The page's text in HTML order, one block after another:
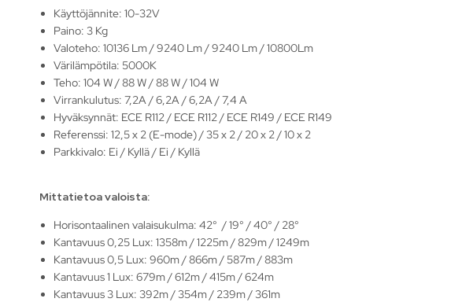
Käyttöjännite: 10-32V
Paino: 3 Kg
Valoteho: 10136 Lm / 9240 Lm / 9240 Lm / 10800Lm
Värilämpötila: 5000K
Teho: 104 W / 88 W / 88 W / 104 W
Virrankulutus: 7,2A / 6,2A / 6,2A / 7,4 A
Hyväksynnät: ECE R112 / ECE R112 / ECE R149 / ECE R149
Referenssi: 12,5 x 2 (E-mode) / 35 x 2 / 20 x 2 / 10 x 2
Parkkivalo: Ei / Kyllä / Ei / Kyllä
Mittatietoa valoista:
Horisontaalinen valaisukulma: 42° / 19° / 40° / 28°
Kantavuus 0,25 Lux: 1358m / 1225m / 829m / 1249m
Kantavuus 0,5 Lux: 960m / 866m / 587m / 883m
Kantavuus 1 Lux: 679m / 612m / 415m / 624m
Kantavuus 3 Lux: 392m / 354m / 239m / 361m